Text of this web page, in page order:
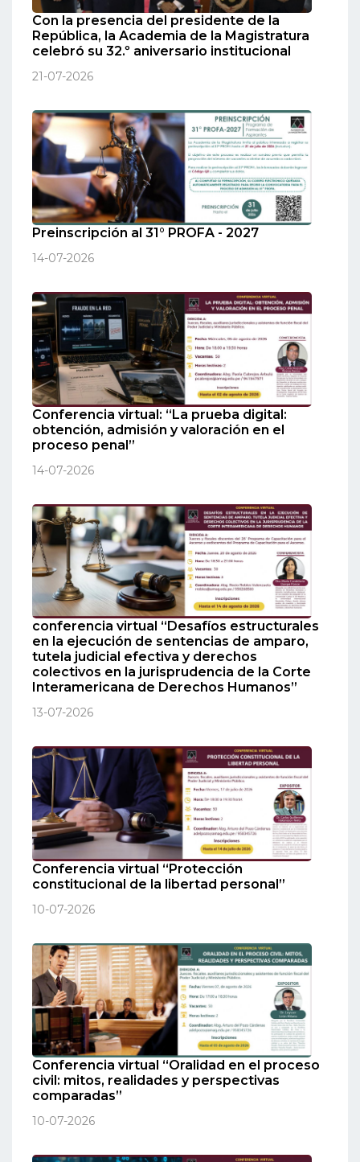
Con la presencia del presidente de la
República, la Academia de la Magistratura
celebró su 32.º aniversario institucional
21-07-2026
Preinscripción al 31° PROFA - 2027
14-07-2026
Conferencia virtual: “La prueba digital:
obtención, admisión y valoración en el
proceso penal”
14-07-2026
conferencia virtual “Desafíos estructurales
en la ejecución de sentencias de amparo,
tutela judicial efectiva y derechos
colectivos en la jurisprudencia de la Corte
Interamericana de Derechos Humanos”
13-07-2026
Conferencia virtual “Protección
constitucional de la libertad personal”
10-07-2026
Conferencia virtual “Oralidad en el proceso
civil: mitos, realidades y perspectivas
comparadas”
10-07-2026